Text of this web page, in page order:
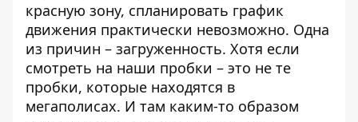
красную зону, спланировать график
движения практически невозможно. Одна
из причин – загруженность. Хотя если
смотреть на наши пробки – это не те
пробки, которые находятся в
мегаполисах. И там каким-то образом